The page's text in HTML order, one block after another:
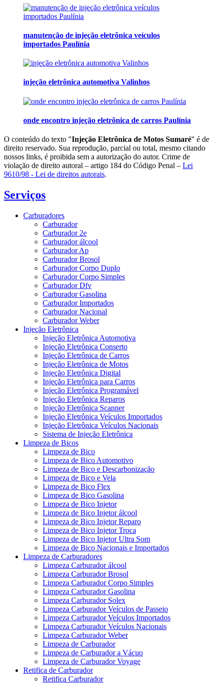
manutenção de injeção eletrônica veículos
importados Paulínia
injeção eletrônica automotiva Valinhos
onde encontro injeção eletrônica de carros Paulínia
O conteúdo do texto "Injeção Eletrônica de Motos Sumaré" é de
direito reservado. Sua reprodução, parcial ou total, mesmo citando
nossos links, é proibida sem a autorização do autor. Crime de
violação de direito autoral – artigo 184 do Código Penal – Lei
9610/98 - Lei de direitos autorais.
Serviços
Carburadores
Carburador
Carburador 2e
Carburador álcool
Carburador Ap
Carburador Brosol
Carburador Corpo Duplo
Carburador Corpo Simples
Carburador Dfv
Carburador Gasolina
Carburador Importados
Carburador Nacional
Carburador Weber
Injeção Eletrônica
Injeção Eletrônica Automotiva
Injeção Eletrônica Conserto
Injeção Eletrônica de Carros
Injeção Eletrônica de Motos
Injeção Eletrônica Digital
Injeção Eletrônica para Carros
Injeção Eletrônica Programável
Injeção Eletrônica Reparos
Injeção Eletrônica Scanner
Injeção Eletrônica Veículos Importados
Injeção Eletrônica Veículos Nacionais
Sistema de Injeção Eletrônica
Limpeza de Bicos
Limpeza de Bico
Limpeza de Bico Automotivo
Limpeza de Bico e Descarbonização
Limpeza de Bico e Vela
Limpeza de Bico Flex
Limpeza de Bico Gasolina
Limpeza de Bico Injetor
Limpeza de Bico Injetor álcool
Limpeza de Bico Injetor Reparo
Limpeza de Bico Injetor Troca
Limpeza de Bico Injetor Ultra Som
Limpeza de Bico Nacionais e Importados
Limpeza de Carburadores
Limpeza Carburador álcool
Limpeza Carburador Brosol
Limpeza Carburador Corpo Simples
Limpeza Carburador Gasolina
Limpeza Carburador Solex
Limpeza Carburador Veículos de Passeio
Limpeza Carburador Veículos Importados
Limpeza Carburador Veículos Nacionais
Limpeza Carburador Weber
Limpeza de Carburador
Limpeza de Carburador a Vácuo
Limpeza de Carburador Voyage
Retifica de Carburador
Retifica Carburador